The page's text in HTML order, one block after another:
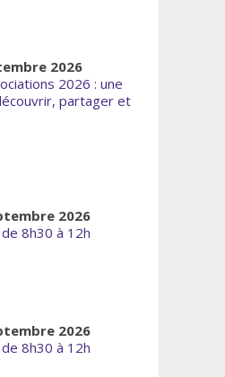
2026
2026 : une
partager et
2026
8h30 à 12h
2026
8h30 à 12h